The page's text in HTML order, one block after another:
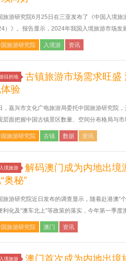
旅游研究院6月25日在三亚发布了《中国入境旅
）》。报告显示，2024年我国入境旅游市场发
旅游研究院 入境游 资讯
目的地
古镇旅游市场需求旺盛
验
，嘉兴市文化广电旅游局委托中国旅游研究院
层面把握中国古镇景区数量、空间分布格局与
旅游研究院 古镇 数据 资讯
境旅游
解码澳门成为内地出境
奥秘”
旅游研究院近日发布的调查显示，随着赴港澳“
利化及“澳车北上”等政策的落实，今年第一季度
旅游研究院 澳门 资讯
境旅游 澳门首次成为内地出境